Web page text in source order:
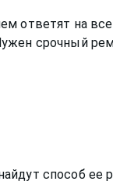
ответят на
срочный
способ ее